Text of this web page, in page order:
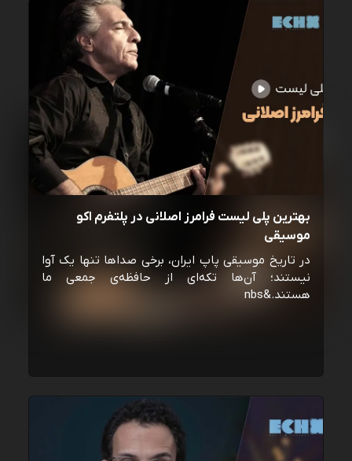
بهترین پلی لیست فرامرز اصلانی در پلتفرم اکو
موسیقی
در تاریخ موسیقی پاپ ایران، برخی صداها تنها یک آوا
نیستند؛ آن‌ها تکه‌ای از حافظه‌ی جمعی ما
هستند.&nbs